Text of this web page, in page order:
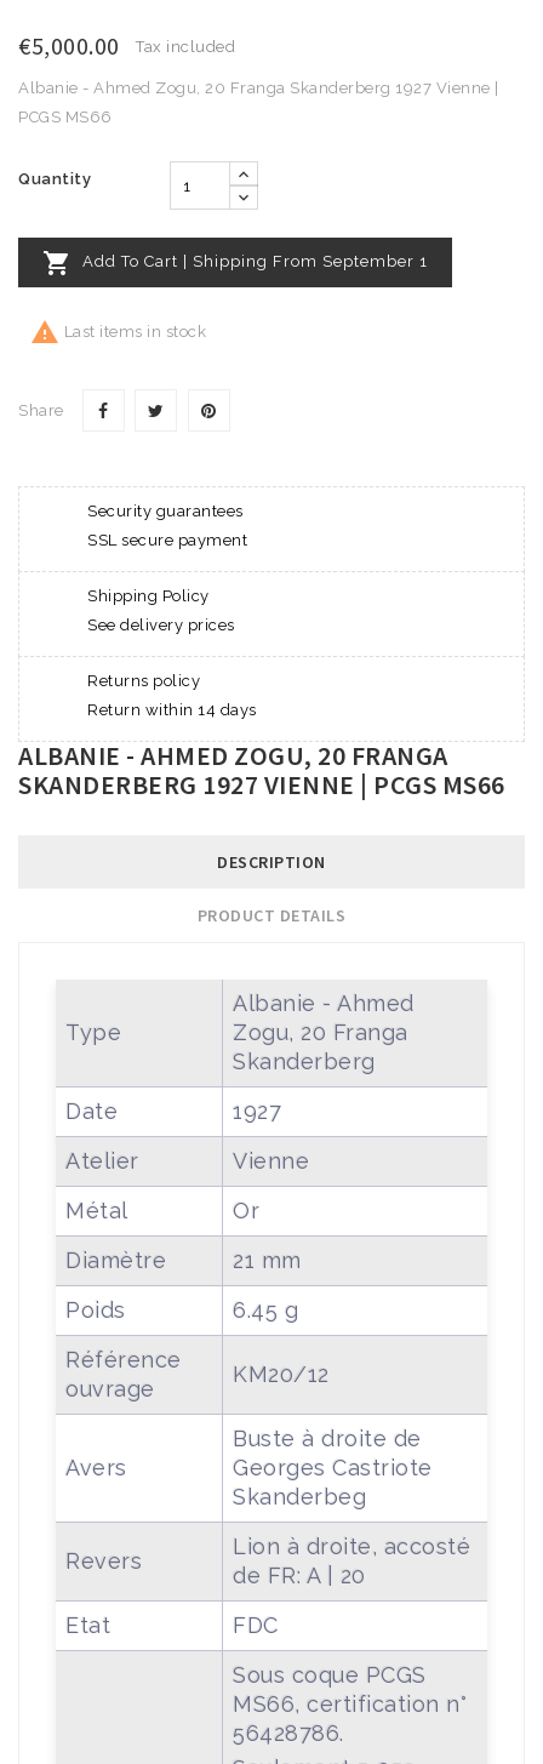
€5,000.00 Tax included
Albanie - Ahmed Zogu, 20 Franga Skanderberg 1927 Vienne |
PCGS MS66
Quantity
 Add To Cart | Shipping From September 1
 Last items in stock
Share
Security guarantees
SSL secure payment
Shipping Policy
See delivery prices
Returns policy
Return within 14 days
ALBANIE - AHMED ZOGU, 20 FRANGA
SKANDERBERG 1927 VIENNE | PCGS MS66
DESCRIPTION
PRODUCT DETAILS
Type
Albanie - Ahmed
Zogu, 20 Franga
Skanderberg
Date
1927
Atelier
Vienne
Métal
Or
Diamètre
21 mm
Poids
6.45 g
Référence
ouvrage
KM20/12
Avers
Buste à droite de
Georges Castriote
Skanderbeg
Revers
Lion à droite, accosté
de FR: A | 20
Etat
FDC
Sous coque PCGS
MS66, certification n°
56428786.